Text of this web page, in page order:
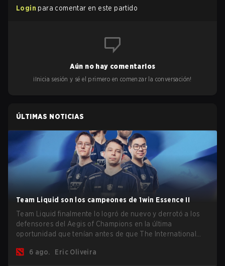
Login para comentar en este partido
Aún no hay comentarios
¡Inicia sesión y sé el primero en comenzar la conversación!
ÚLTIMAS NOTICIAS
Team Liquid son los campeones de 1win Essence II
Team Liquid finalmente lo logró de nuevo y derrotó a los
defensores del Aegis of Champions en la última
oportunidad que tenían antes de que The International
oportunidad de gloria eterna.
6 ago. Eric Oliveira